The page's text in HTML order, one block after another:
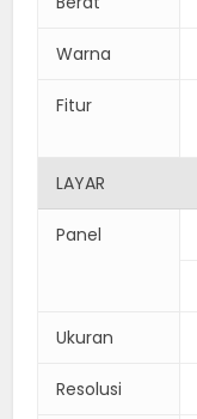
Warna
Fitur
LAYAR
Panel
Ukuran
Resolusi